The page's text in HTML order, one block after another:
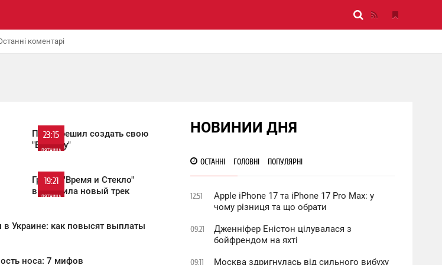
коментарі
23:15
ПЯТНИЦА
Потап решил создать свою
"ВИА Гру"
19:21
ПЯТНИЦА
Группа "Время и Стекло"
выпустила новый трек
Украине: как повысят выплаты
носа: 7 мифов
НОВИНИИ ДНЯ
ОСТАННІ ГОЛОВНІ ПОПУЛЯРНІ
12:51
Apple iPhone 17 та iPhone 17 Pro Max: у
чому різниця та що обрати
09:21
Дженніфер Еністон цілувалася з
бойфрендом на яхті
09:11 Москва здригнулась від сильного вибуху